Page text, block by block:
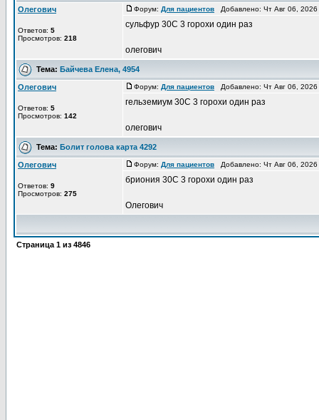
Олегович
Ответов: 5
Просмотров: 218
Форум: Для пациентов Добавлено: Чт Авг 06,
сульфур 30С 3 горохи один раз
олегович
Тема: Байчева Елена, 4954
Олегович
Ответов: 5
Просмотров: 142
Форум: Для пациентов Добавлено: Чт Авг 06,
гельземиум 30С 3 горохи один раз
олегович
Тема: Болит голова карта 4292
Олегович
Ответов: 9
Просмотров: 275
Форум: Для пациентов Добавлено: Чт Авг 06,
бриония 30С 3 горохи один раз
Олегович
Страница 1 из 4846